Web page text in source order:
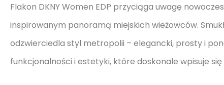
Flakon DKNY Women EDP przyciąga uwagę
inspirowanym panoramą miejskich wieżowców.
odzwierciedla styl metropolii – elegancki, prosty i
funkcjonalności i estetyki, które doskonale wpisuje